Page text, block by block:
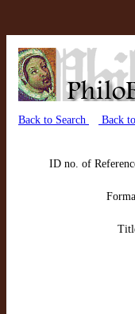
Back to Search Back
ID no. of